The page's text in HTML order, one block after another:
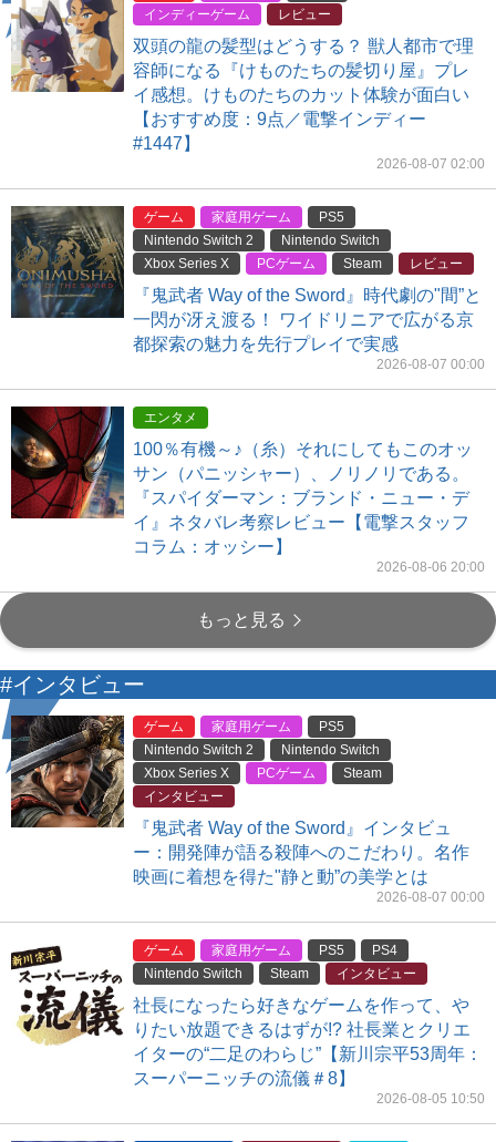
インディーゲーム
レビュー
双頭の龍の髪型はどうする？ 獣人都市で理
容師になる『けものたちの髪切り屋』プレ
イ感想。けものたちのカット体験が面白い
【おすすめ度：9点／電撃インディー
#1447】
2026-08-07 02:00
ゲーム 家庭用ゲーム
PS5
Nintendo Switch 2
Nintendo Switch
Xbox Series X
PCゲーム Steam レビュー
『鬼武者 Way of the Sword』時代劇の"間”と
一閃が冴え渡る！ ワイドリニアで広がる京
都探索の魅力を先行プレイで実感
2026-08-07 00:00
エンタメ
100％有機～♪（糸）それにしてもこのオッ
サン（パニッシャー）、ノリノリである。
『スパイダーマン：ブランド・ニュー・デ
イ』ネタバレ考察レビュー【電撃スタッフ
コラム：オッシー】
2026-08-06 20:00
もっと見る
#インタビュー
ゲーム 家庭用ゲーム
PS5
Nintendo Switch 2
Nintendo Switch
Xbox Series X
PCゲーム
Steam
インタビュー
『鬼武者 Way of the Sword』インタビュ
ー：開発陣が語る殺陣へのこだわり。名作
映画に着想を得た"静と動”の美学とは
2026-08-07 00:00
ゲーム 家庭用ゲーム PS5
PS4
Nintendo Switch
Steam インタビュー
社長になったら好きなゲームを作って、や
りたい放題できるはずが!? 社長業とクリエ
イターの“二足のわらじ”【新川宗平53周年：
スーパーニッチの流儀＃8】
2026-08-05 10:50